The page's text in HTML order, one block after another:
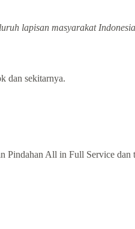
lapisan masyarakat
dan sekitarnya.
Pindahan All in Full Service dan